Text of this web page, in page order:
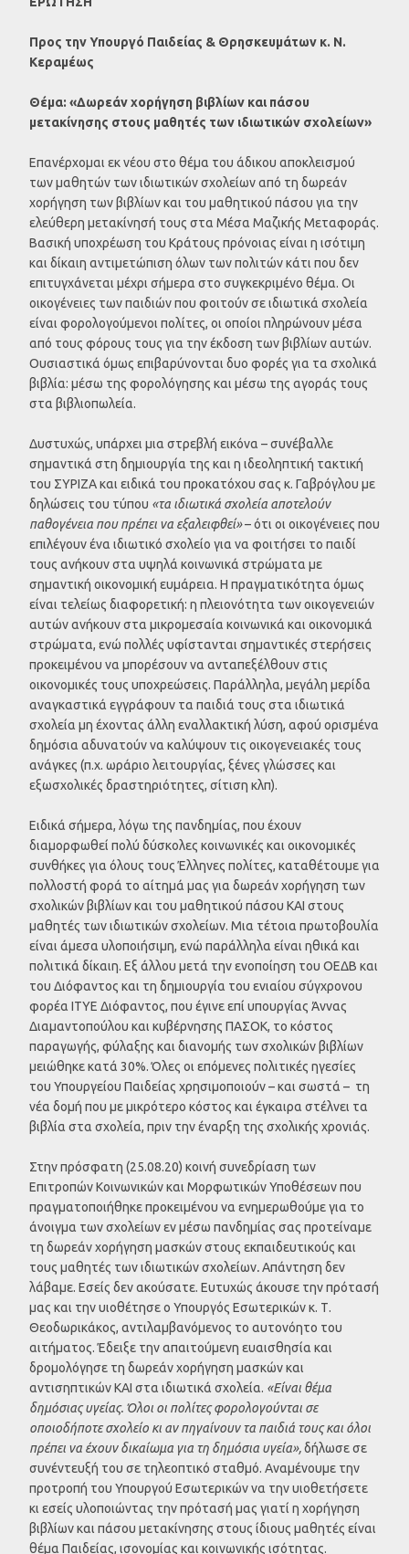
Προς την Υπουργό Παιδείας & Θρησκευμάτων κ. Ν.
Κεραμέως
Θέμα: «Δωρεάν χορήγηση βιβλίων και πάσου
μετακίνησης στους μαθητές των ιδιωτικών σχολείων»
Επανέρχομαι εκ νέου στο θέμα του άδικου αποκλεισμού
των μαθητών των ιδιωτικών σχολείων από τη δωρεάν
χορήγηση των βιβλίων και του μαθητικού πάσου για την
ελεύθερη μετακίνησή τους στα Μέσα Μαζικής Μεταφοράς.
Βασική υποχρέωση του Κράτους πρόνοιας είναι η ισότιμη
και δίκαιη αντιμετώπιση όλων των πολιτών κάτι που δεν
επιτυγχάνεται μέχρι σήμερα στο συγκεκριμένο θέμα. Οι
οικογένειες των παιδιών που φοιτούν σε ιδιωτικά σχολεία
είναι φορολογούμενοι πολίτες, οι οποίοι πληρώνουν μέσα
από τους φόρους τους για την έκδοση των βιβλίων αυτών.
Ουσιαστικά όμως επιβαρύνονται δυο φορές για τα σχολικά
βιβλία: μέσω της φορολόγησης και μέσω της αγοράς τους
στα βιβλιοπωλεία.
Δυστυχώς, υπάρχει μια στρεβλή εικόνα – συνέβαλλε
σημαντικά στη δημιουργία της και η ιδεοληπτική τακτική
του ΣΥΡΙΖΑ και ειδικά του προκατόχου σας κ. Γαβρόγλου με
δηλώσεις του τύπου «τα ιδιωτικά σχολεία αποτελούν
παθογένεια που πρέπει να εξαλειφθεί»– ότι οι οικογένειες που
επιλέγουν ένα ιδιωτικό σχολείο για να φοιτήσει το παιδί
τους ανήκουν στα υψηλά κοινωνικά στρώματα με
σημαντική οικονομική ευμάρεια. Η πραγματικότητα όμως
είναι τελείως διαφορετική: η πλειονότητα των οικογενειών
αυτών ανήκουν στα μικρομεσαία κοινωνικά και οικονομικά
στρώματα, ενώ πολλές υφίστανται σημαντικές στερήσεις
προκειμένου να μπορέσουν να ανταπεξέλθουν στις
οικονομικές τους υποχρεώσεις. Παράλληλα, μεγάλη μερίδα
αναγκαστικά εγγράφουν τα παιδιά τους στα ιδιωτικά
σχολεία μη έχοντας άλλη εναλλακτική λύση, αφού ορισμένα
δημόσια αδυνατούν να καλύψουν τις οικογενειακές τους
ανάγκες (π.χ. ωράριο λειτουργίας, ξένες γλώσσες και
εξωσχολικές δραστηριότητες, σίτιση κλπ).
Ειδικά σήμερα, λόγω της πανδημίας, που έχουν
διαμορφωθεί πολύ δύσκολες κοινωνικές και οικονομικές
συνθήκες για όλους τους Έλληνες πολίτες, καταθέτουμε για
πολλοστή φορά το αίτημά μας για δωρεάν χορήγηση των
σχολικών βιβλίων και του μαθητικού πάσου ΚΑΙ στους
μαθητές των ιδιωτικών σχολείων. Μια τέτοια πρωτοβουλία
είναι άμεσα υλοποιήσιμη, ενώ παράλληλα είναι ηθικά και
πολιτικά δίκαιη. Εξ άλλου μετά την ενοποίηση του ΟΕΔΒ και
του Διόφαντος και τη δημιουργία του ενιαίου σύγχρονου
φορέα ΙΤΥΕ Διόφαντος, που έγινε επί υπουργίας Άννας
Διαμαντοπούλου και κυβέρνησης ΠΑΣΟΚ, το κόστος
παραγωγής, φύλαξης και διανομής των σχολικών βιβλίων
μειώθηκε κατά 30%. Όλες οι επόμενες πολιτικές ηγεσίες
του Υπουργείου Παιδείας χρησιμοποιούν – και σωστά – τη
νέα δομή που με μικρότερο κόστος και έγκαιρα στέλνει τα
βιβλία στα σχολεία, πριν την έναρξη της σχολικής χρονιάς.
Στην πρόσφατη (25.08.20) κοινή συνεδρίαση των
Επιτροπών Κοινωνικών και Μορφωτικών Υποθέσεων που
πραγματοποιήθηκε προκειμένου να ενημερωθούμε για το
άνοιγμα των σχολείων εν μέσω πανδημίας σας προτείναμε
τη δωρεάν χορήγηση μασκών στους εκπαιδευτικούς και
τους μαθητές των ιδιωτικών σχολείων.Απάντηση δεν
λάβαμε. Εσείς δεν ακούσατε. Ευτυχώς άκουσε την πρότασή
μας και την υιοθέτησε ο Υπουργός Εσωτερικών κ. Τ.
Θεοδωρικάκος, αντιλαμβανόμενος το αυτονόητο του
αιτήματος. Έδειξε την απαιτούμενη ευαισθησία και
δρομολόγησε τη δωρεάν χορήγηση μασκών και
αντισηπτικών ΚΑΙ στα ιδιωτικά σχολεία. «Είναι θέμα
δημόσιας υγείας. Όλοι οι πολίτες φορολογούνται σε
οποιοδήποτε σχολείο κι αν πηγαίνουν τα παιδιά τους και όλοι
πρέπει να έχουν δικαίωμα για τη δημόσια υγεία»,δήλωσε σε
συνέντευξή του σε τηλεοπτικό σταθμό. Αναμένουμε την
προτροπή του Υπουργού Εσωτερικών να την υιοθετήσετε
κι εσείς υλοποιώντας την πρότασή μας γιατί η χορήγηση
βιβλίων και πάσου μετακίνησης στους ίδιους μαθητές είναι
θέμα Παιδείας, ισονομίας και κοινωνικής ισότητας.